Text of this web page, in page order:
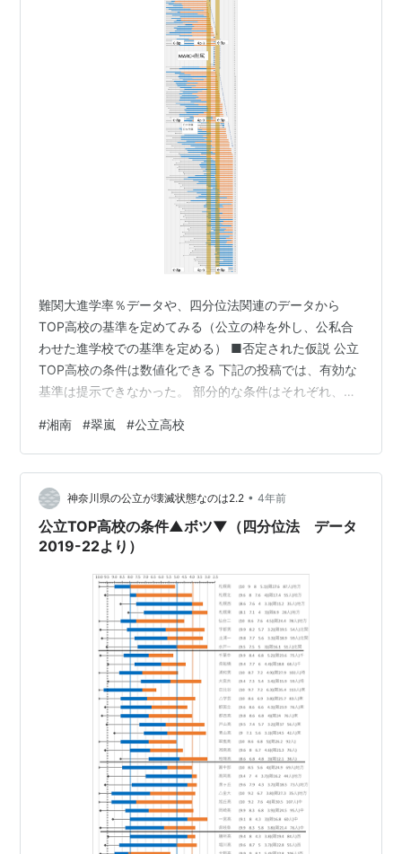
難関大進学率％データや、四分位法関連のデータから
TOP高校の基準を定めてみる（公立の枠を外し、公私合
わせた進学校での基準を定める） ■否定された仮説 公立
TOP高校の条件は数値化できる 下記の投稿では、有効な
基準は提示できなかった。 部分的な条件はそれぞれ、問
化ができなかった。 データを増やして、各条件で検証し
てみる kaimetu.hatenablog.com この投稿の結論 上記の
条件（基準）から、 中央値50層の基準値を変更
5.0p→6.0p 地域補正を行う場合は5.5p 「率」上位75層
の基準を検証する。←本投稿 「率」中央値50層…
#湘南 #翠嵐 #公立高校
神奈川県の公立が壊滅状態なのは2.2 • 4年前
公立TOP高校の条件▲ボツ▼（四分位法 データ
2019-22より）